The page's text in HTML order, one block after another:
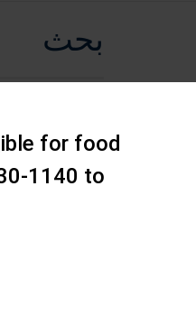
بحث
for food
1140 to